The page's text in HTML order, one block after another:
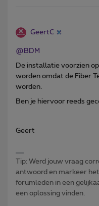
GeertC
@BDM
De installatie voorzien
worden omdat de Fiber
worden.
Ben je hiervoor reeds
Geert
Tip: Werd jouw vraag
antwoord en markeer
forumleden in een
een oplossing vinden.